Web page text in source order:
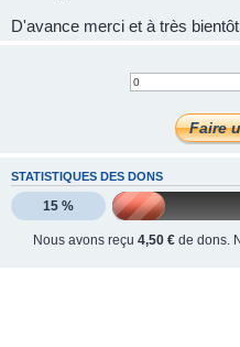
D'avance merci et à très
STATISTIQUES DES DONS
15 %
Nous avons reçu4,50 € de dons.